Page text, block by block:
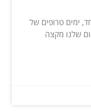
ימים טרופים של
שלנו מקצה